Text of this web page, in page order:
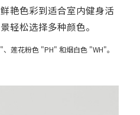
艳色彩到适合室内健身活
轻松选择多种颜色。
莲花粉色 "PH" 和烟白色 "WH"。